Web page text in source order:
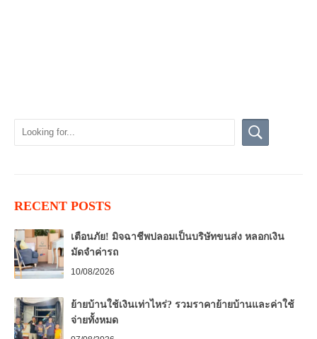
RECENT POSTS
เตือนภัย! มิจฉาชีพปลอมเป็นบริษัทขนส่ง หลอกเงิน
มัดจำค่ารถ
10/08/2026
ย้ายบ้านใช้เงินเท่าไหร่? รวมราคาย้ายบ้านและค่าใช้
จ่ายทั้งหมด